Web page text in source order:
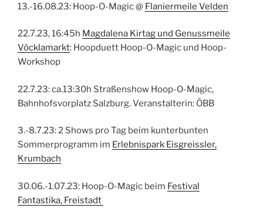
13.-16.08.23: Hoop-O-Magic @ Flaniermeile Velden
22.7.23, 16:45h Magdalena Kirtag und Genussmeile
Vöcklamarkt: Hoopduett Hoop-O-Magic und Hoop-
Workshop
22.7.23: ca.13:30h Straßenshow Hoop-O-Magic,
Bahnhofsvorplatz Salzburg. Veranstalterin: ÖBB
3.-8.7.23: 2 Shows pro Tag beim kunterbunten
Sommerprogramm im Erlebnispark Eisgreissler,
Krumbach
30.06.-1.07.23: Hoop-O-Magic beim Festival
Fantastika, Freistadt